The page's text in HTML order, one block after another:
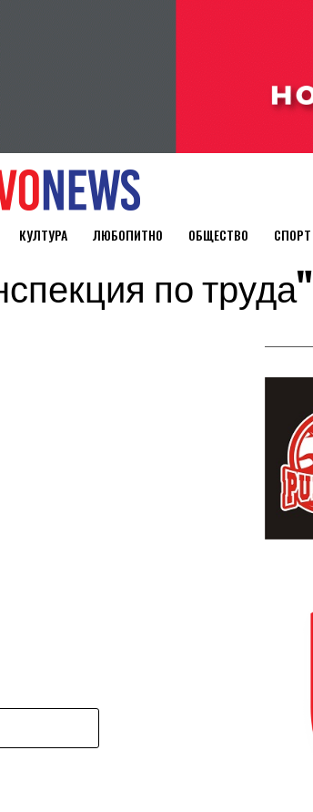
КУЛТУРА ЛЮБОПИТНО ОБЩЕСТВО СПОРТ
по труда"